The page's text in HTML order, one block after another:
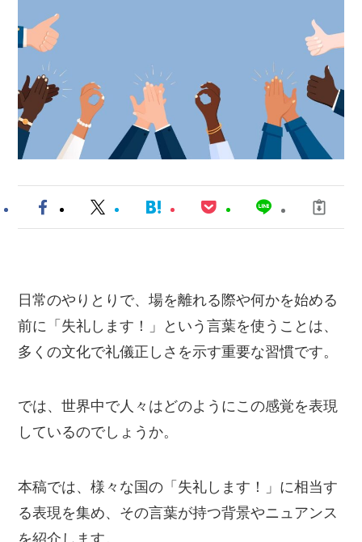
日常のやりとりで、場を離れる際や何かを始める
前に「失礼します！」という言葉を使うことは、
多くの文化で礼儀正しさを示す重要な習慣です。
では、世界中で人々はどのようにこの感覚を表現
しているのでしょうか。
本稿では、様々な国の「失礼します！」に相当す
る表現を集め、その言葉が持つ背景やニュアンス